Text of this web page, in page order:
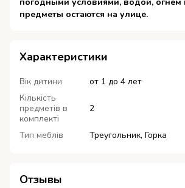
предметы остаются на улице.
Характеристики
Вік дитини
от 1 до 4 лет
Кількість
предметів в
комплекті
2
Тип меблів Треугольник, Горка
Отзывы